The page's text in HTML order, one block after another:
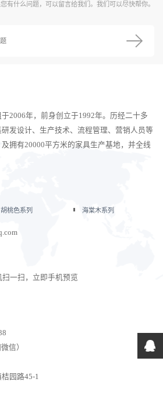
有什么问题，可以留言给我们。我们可以尽快帮你。
2006年，前身创立于1992年。历经二十多
发设计、生产技术、流程管理、营销人员等
拥有20000平方米的家具生产基地，并全线
胡桃色系列 海棠木系列
扫一扫，立即手机预览
信）
园路45-1